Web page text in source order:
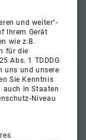
und weiter"-
Ihrem Gerät
wie z.B.
für die
Abs. 1 TDDDG
uns und unsere
Sie Kenntnis
auch in Staaten
Niveau